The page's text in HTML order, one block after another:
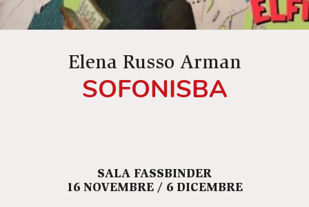
Elena Russo Arman
SOFONISBA
SALA FASSBINDER
16 NOVEMBRE / 6 DICEMBRE